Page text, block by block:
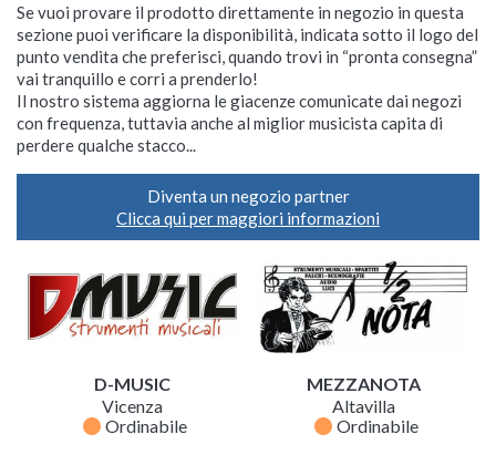
Se vuoi provare il prodotto direttamente in negozio in questa
sezione puoi verificare la disponibilità, indicata sotto il logo del
punto vendita che preferisci, quando trovi in “pronta consegna”
vai tranquillo e corri a prenderlo!
Il nostro sistema aggiorna le giacenze comunicate dai negozi
con frequenza, tuttavia anche al miglior musicista capita di
perdere qualche stacco...
Diventa un negozio partner
Clicca qui per maggiori informazioni
D-MUSIC
Vicenza
fiber_manual_record Ordinabile
MEZZANOTA
Altavilla
fiber_manual_record Ordinabile